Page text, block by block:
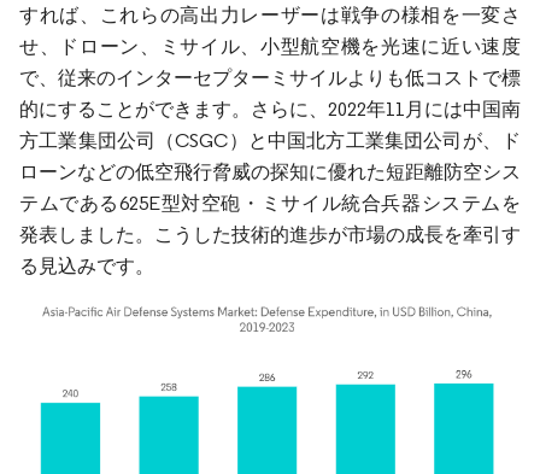
すれば、これらの高出力レーザーは戦争の様相を一変さ
せ、ドローン、ミサイル、小型航空機を光速に近い速度
で、従来のインターセプターミサイルよりも低コストで標
的にすることができます。さらに、2022年11月には中国南
方工業集団公司（CSGC）と中国北方工業集団公司が、ド
ローンなどの低空飛行脅威の探知に優れた短距離防空シス
テムである625E型対空砲・ミサイル統合兵器システムを
発表しました。こうした技術的進歩が市場の成長を牽引す
る見込みです。